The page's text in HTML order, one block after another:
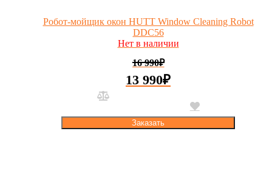
Робот-мойщик окон HUTT Window Cleaning Robot
DDC56
Нет в наличии
16 990₽
13 990₽
Заказать